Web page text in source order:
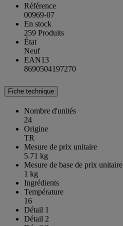
Référence
00969-07
En stock
259 Produits
État
Neuf
EAN13
8690504197270
Fiche technique
Nombre d'unités
24
Origine
TR
Mesure de prix unitaire
5.71 kg
Mesure de base de prix unitaire
1 kg
Ingrédients
Température
16
Détail 1
Détail 2